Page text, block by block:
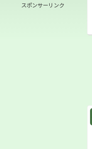
スポンサーリンク